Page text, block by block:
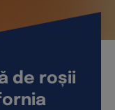
de roșii